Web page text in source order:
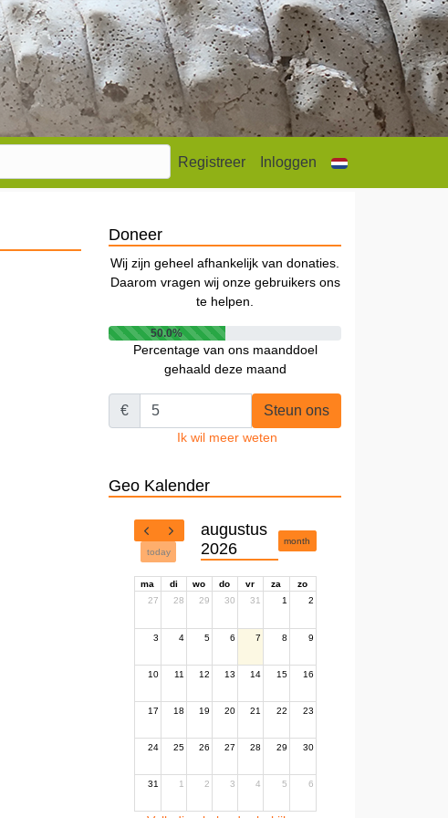
Registreer Inloggen
Doneer
Wij zijn geheel afhankelijk van donaties.
Daarom vragen wij onze gebruikers ons
te helpen.
50.0%
Percentage van ons maanddoel
gehaald deze maand
€ Steun ons
Ik wil meer weten
Geo Kalender
today
augustus
2026
month
ma di wo do vr za
zo
27
28 29 30 31 1 2
3 4 5 6 7 8 9
10 11 12 13 14 15 16
17 18 19 20 21 22 23
24 25 26 27 28 29 30
31 1 2 3 4 5 6